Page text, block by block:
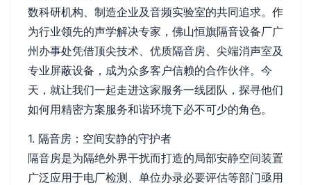
数科研机构、制造企业及音频实验室的共同追求。作
为行业领先的声学解决专家，佛山恒旗隔音设备厂广
州办事处凭借顶尖技术、优质隔音房、尖端消声室及
专业屏蔽设备，成为众多客户信赖的合作伙伴。今
天，就让我们一起走进这家服务一线团队，探寻他们
如何用精密方案服务和谐环境下必不可少的角色。
1. 隔音房：空间安静的守护者
隔音房是为隔绝外界干扰而打造的局部安静空间装置
广泛应用于电厂检测、单位办录必要评估等部门亟用